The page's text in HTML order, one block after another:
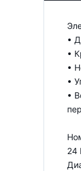
•
•
•
•
•
24